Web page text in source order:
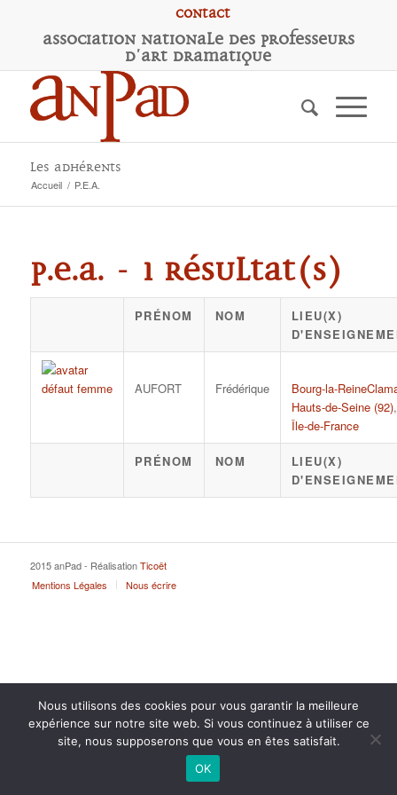
Contact
Association Nationale des Professeurs
d'Art Dramatique
Les adhérents
Accueil / P.E.A.
P.E.A. - 1 résultat(s)
PRÉNOM NOM
LIEU(X)
AUFORT Frédérique Bourg-la-Reine
Hauts-de-Seine (92),
Île-de-France
PRÉNOM NOM
LIEU(X)
2015 anPad - RéalisationTicoët
Mentions Légales
Nous écrire
Nous utilisons des cookies pour vous garantir la meilleure
expérience sur notre site web. Si vous continuez à utiliser ce
site, nous supposerons que vous en êtes satisfait.
OK